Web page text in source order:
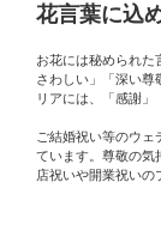
花言葉に込
お花には秘められた
さわしい」「深い尊
リアには、「感謝」
ご結婚祝い等のウェ
ています。尊敬の気
店祝いや開業祝いの